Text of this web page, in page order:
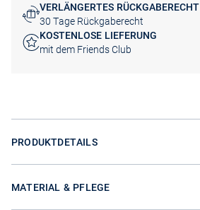
VERLÄNGERTES RÜCKGABERECHT
30 Tage Rückgaberecht
KOSTENLOSE LIEFERUNG
mit dem Friends Club
PRODUKTDETAILS
MATERIAL & PFLEGE